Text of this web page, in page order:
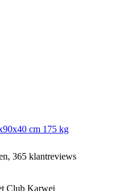
cm 175 kg
365 klantreviews
Club Karwei